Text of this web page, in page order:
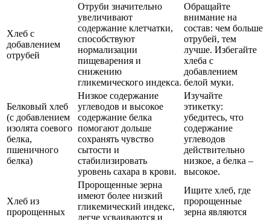
Хлеб с
добавлением
отрубей
Отруби значительно
увеличивают
содержание клетчатки,
способствуют
нормализации
пищеварения и
снижению
гликемического индекса.
Обращайте
внимание на
состав: чем больше
отрубей, тем
лучше. Избегайте
хлеба с
добавлением
белой муки.
Белковый хлеб
(с добавлением
изолята соевого
белка,
пшеничного
белка)
Низкое содержание
углеводов и высокое
содержание белка
помогают дольше
сохранять чувство
сытости и
стабилизировать
уровень сахара в крови.
Изучайте
этикетку:
убедитесь, что
содержание
углеводов
действительно
низкое, а белка –
высокое.
Хлеб из
пророщенных
Пророщенные зерна
имеют более низкий
гликемический индекс,
легче усваиваются и
Ищите хлеб, где
пророщенные
зерна являются